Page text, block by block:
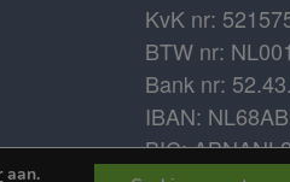
KvK nr:
BTW nr:
Bank nr:
IBAN:
BIC:
aan.